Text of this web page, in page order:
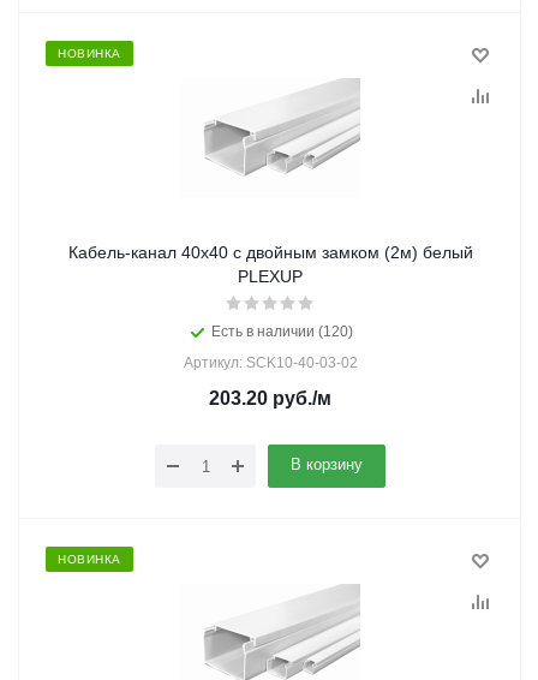
НОВИНКА
Кабель-канал 40х40 с двойным замком (2м) белый
PLEXUP
Есть в наличии (120)
Артикул: SCK10-40-03-02
203.20 руб./м
В корзину
НОВИНКА